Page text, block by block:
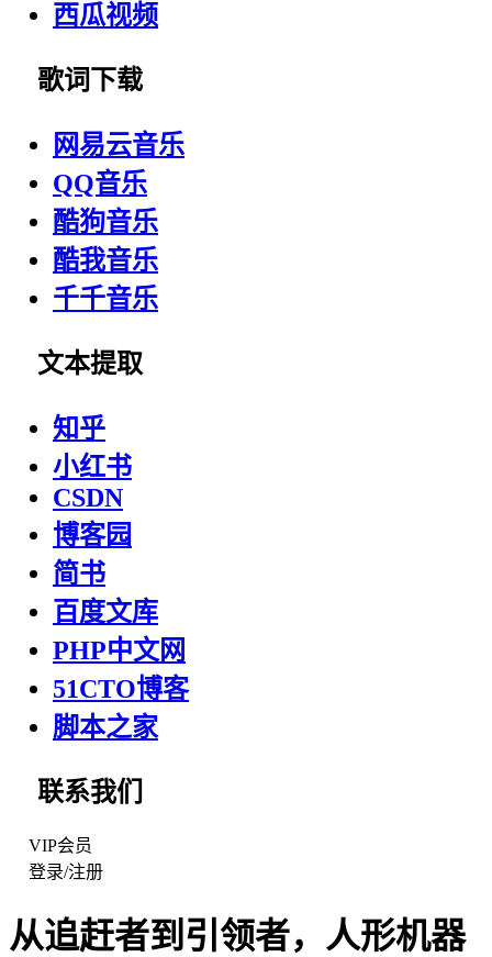
西瓜视频
歌词下载
网易云音乐
QQ音乐
酷狗音乐
酷我音乐
千千音乐
文本提取
知乎
小红书
CSDN
博客园
简书
百度文库
PHP中文网
51CTO博客
脚本之家
联系我们
VIP会员
登录/注册
从追赶者到引领者，人形机器